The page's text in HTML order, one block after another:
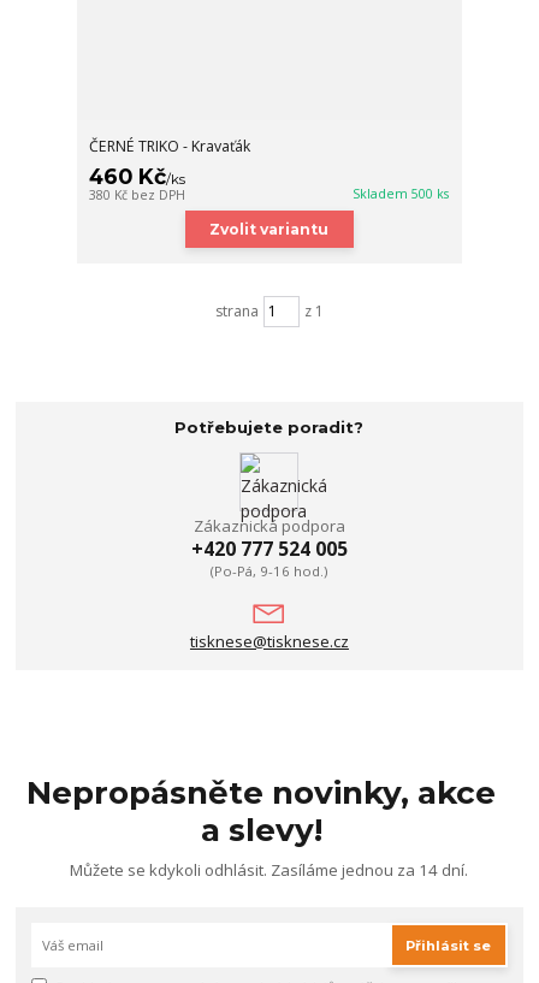
ČERNÉ TRIKO - Kravaťák
460 Kč/ks
380 Kč bez DPH Skladem 500 ks
Zvolit variantu
strana z 1
Potřebujete poradit?
Zákaznická podpora
+420 777 524 005
(Po-Pá, 9-16 hod.)
tisknese@tisknese.cz
Nepropásněte novinky, akce
a slevy!
Můžete se kdykoli odhlásit. Zasíláme jednou za 14 dní.
Přihlásit se